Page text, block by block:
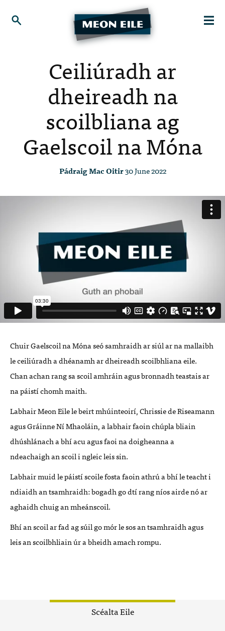
Ceiliúradh ar
dheireadh na
scoilbliana ag
Gaelscoil na Móna
Pádraig Mac Oitir30 June 2022
Chuir Gaelscoil na Móna seó samhraidh ar siúl ar na mallaibh
le ceiliúradh a dhéanamh ar dheireadh scoilbhliana eile.
Chan achan rang sa scoil amhráin agus bronnadh teastais ar
na páistí chomh maith.
Labhair Meon Eile le beirt mhúinteoirí, Chrissie de Riseamann
agus Gráinne Ní Mhaoláin, a labhair faoin chúpla bliain
dhúshlánach a bhí acu agus faoi na doigheanna a
ndeachaigh an scoil i ngleic leis sin.
Labhair muid le páistí scoile fosta faoin athrú a bhí le teacht i
ndiaidh an tsamhraidh: bogadh go dtí rang níos airde nó ar
aghaidh chuig an mheánscoil.
Bhí an scoil ar fad ag súil go mór le sos an tsamhraidh agus
leis an scoilbhliain úr a bheidh amach rompu.
Scéalta Eile